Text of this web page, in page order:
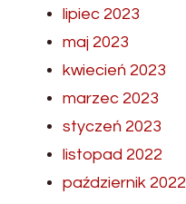
lipiec 2023
maj 2023
kwiecień 2023
marzec 2023
styczeń 2023
listopad 2022
październik 2022